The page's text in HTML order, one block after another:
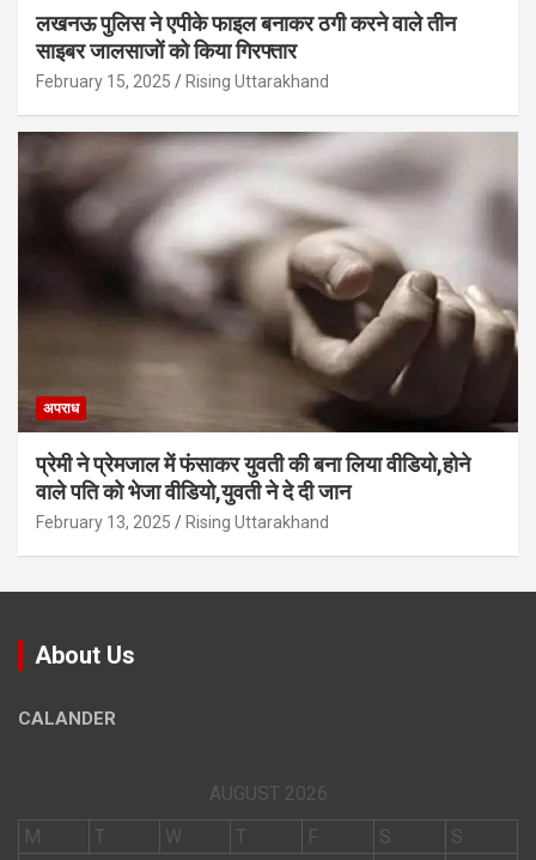
लखनऊ पुलिस ने एपीके फाइल बनाकर ठगी करने वाले तीन
साइबर जालसाजों को किया गिरफ्तार
February 15, 2025 Rising Uttarakhand
अपराध
प्रेमी ने प्रेमजाल में फंसाकर युवती की बना लिया वीडियो,होने
वाले पत‍ि को भेजा वीड‍ियो,युवती ने दे दी जान
February 13, 2025 Rising Uttarakhand
About Us
CALANDER
AUGUST 2026
M
T W T F S
S